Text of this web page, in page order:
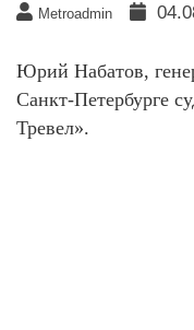
Metroadmin
Юрий Набатов,
Санкт-Петербурге
Тревел».